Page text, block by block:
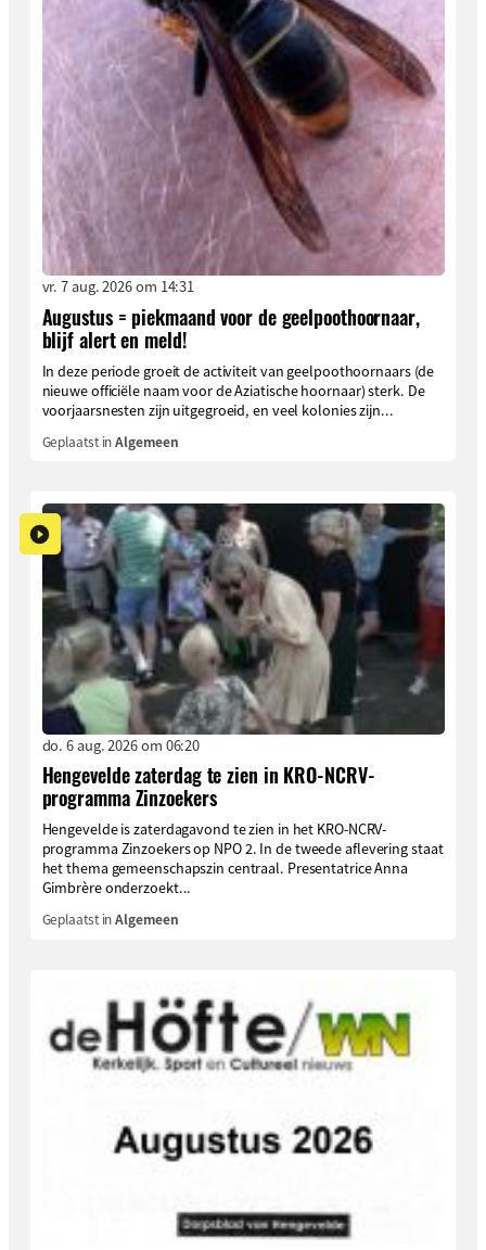
vr. 7 aug. 2026 om 14:31
Augustus = piekmaand voor de geelpoothoornaar,
blijf alert en meld!
In deze periode groeit de activiteit van geelpoothoornaars (de
nieuwe officiële naam voor de Aziatische hoornaar) sterk. De
voorjaarsnesten zijn uitgegroeid, en veel kolonies zijn...
Geplaatst inAlgemeen
do. 6 aug. 2026 om 06:20
Hengevelde zaterdag te zien in KRO-NCRV-
programma Zinzoekers
Hengevelde is zaterdagavond te zien in het KRO-NCRV-
programma Zinzoekers op NPO 2. In de tweede aflevering staat
het thema gemeenschapszin centraal. Presentatrice Anna
Gimbrère onderzoekt...
Geplaatst inAlgemeen